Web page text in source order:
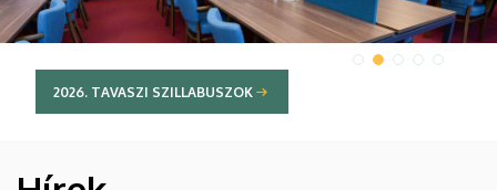
2026. TAVASZI SZILLABUSZOK
HÍREK